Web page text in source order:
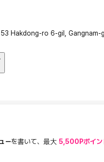
Hakdong-ro 6-gil,
ーを書いて、最大 5,500Pポイン